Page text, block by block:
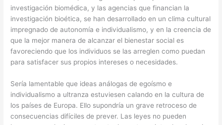
investigación biomédica, y las agencias que financian la
investigación bioética, se han desarrollado en un clima cultural
impregnado de autonomía e individualismo, y en la creencia de
que la mejor manera de alcanzar el bienestar social es
favoreciendo que los individuos se las arreglen como puedan
para satisfacer sus propios intereses o necesidades.
Sería lamentable que ideas análogas de egoísmo e
individualismo a ultranza estuviesen calando en la cultura de
los países de Europa. Ello supondría un grave retroceso de
consecuencias difíciles de prever. Las leyes no pueden